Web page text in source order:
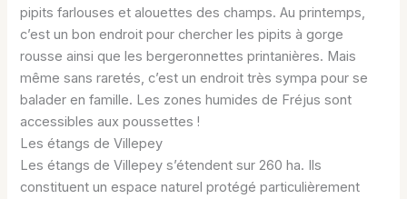
pipits farlouses et alouettes des champs. Au printemps,
c’est un bon endroit pour chercher les pipits à gorge
rousse ainsi que les bergeronnettes printanières. Mais
même sans raretés, c’est un endroit très sympa pour se
balader en famille. Les zones humides de Fréjus sont
accessibles aux poussettes !
Les étangs de Villepey
Les étangs de Villepey s’étendent sur 260 ha. Ils
constituent un espace naturel protégé particulièrement